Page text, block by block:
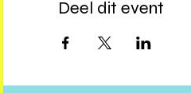
Deel dit event